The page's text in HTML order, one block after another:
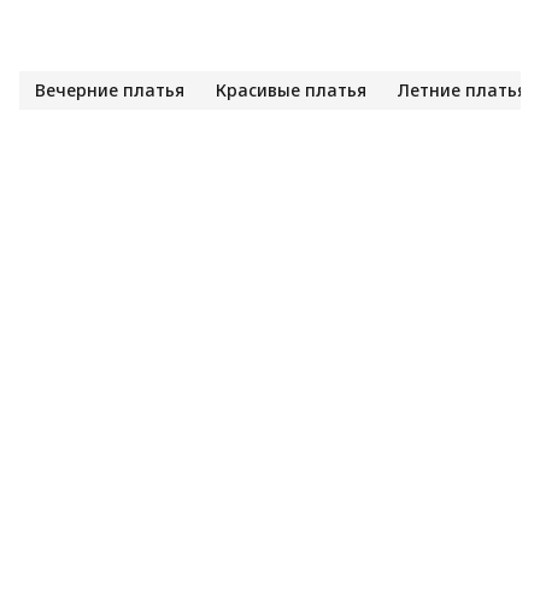
Вечерние платья Красивые платья Летние платья